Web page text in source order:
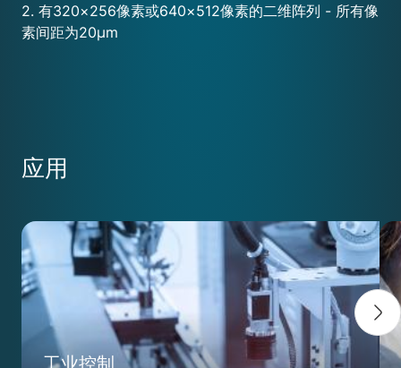
2. 有320×256像素或640×512像素的二维阵列 - 所有像
素间距为20μm
应用
工业控制